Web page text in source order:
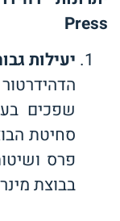
Press
יעילות
שפכים
סחיטת
פרס
בבוצת